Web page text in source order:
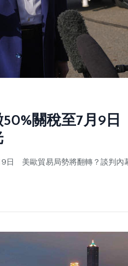
50%關稅至7月9
日 美歐貿易局勢將翻轉？談判內